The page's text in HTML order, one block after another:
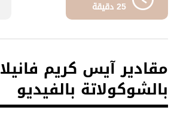
25 دقيقة
مقادير آيس كريم فانيلا
بالشوكولاتة بالفيديو